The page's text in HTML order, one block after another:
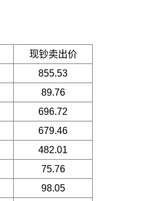
现钞卖出价
855.53
89.76
696.72
679.46
482.01
75.76
98.05